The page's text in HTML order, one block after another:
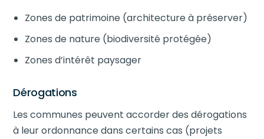
Zones de patrimoine (architecture à préserver)
Zones de nature (biodiversité protégée)
Zones d’intérêt paysager
Dérogations
Les communes peuvent accorder des dérogations
à leur ordonnance dans certains cas (projets